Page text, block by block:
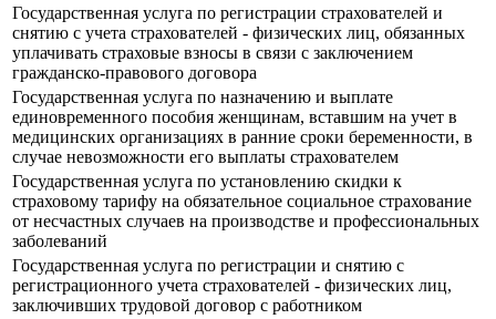
Государственная услуга по регистрации страхователей и
снятию с учета страхователей - физических лиц, обязанных
уплачивать страховые взносы в связи с заключением
гражданско-правового договора
Государственная услуга по назначению и выплате
единовременного пособия женщинам, вставшим на учет в
медицинских организациях в ранние сроки беременности, в
случае невозможности его выплаты страхователем
Государственная услуга по установлению скидки к
страховому тарифу на обязательное социальное страхование
от несчастных случаев на производстве и профессиональных
заболеваний
Государственная услуга по регистрации и снятию с
регистрационного учета страхователей - физических лиц,
заключивших трудовой договор с работником